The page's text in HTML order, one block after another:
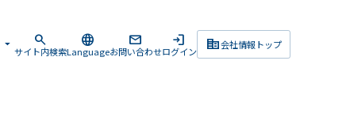
corporate_fare会社情報トップ
search
サイト内検索
language
Language
mail
お問い合わせ
login
ログイン
arrow_drop_down